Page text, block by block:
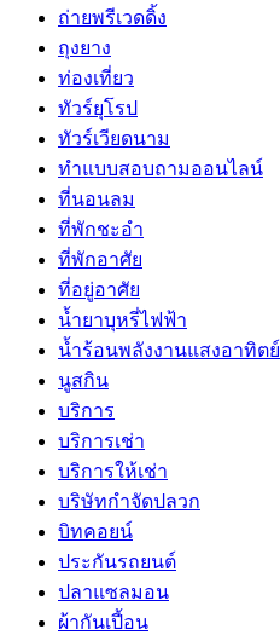
ถ่ายพรีเวดดิ้ง
ถุงยาง
ท่องเที่ยว
ทัวร์ยุโรป
ทัวร์เวียดนาม
ทำแบบสอบถามออนไลน์
ที่นอนลม
ที่พักชะอำ
ที่พักอาศัย
ที่อยู่อาศัย
น้ำยาบุหรี่ไฟฟ้า
น้ำร้อนพลังงานแสงอาทิตย์
นูสกิน
บริการ
บริการเช่า
บริการให้เช่า
บริษัทกำจัดปลวก
บิทคอยน์
ประกันรถยนต์
ปลาแซลมอน
ผ้ากันเปี้อน